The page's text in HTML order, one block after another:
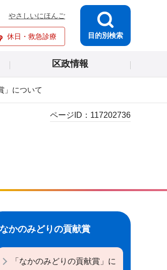
やさしいにほんご
休日・救急診療 目的別検索
区政情報
」について
ページID： 117202736
なかのみどりの貢献賞
「なかのみどりの貢献賞」に